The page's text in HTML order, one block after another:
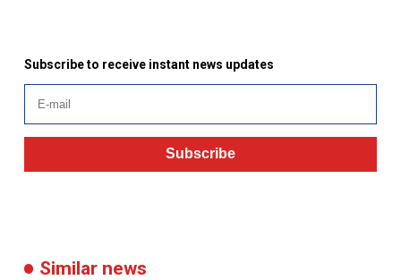
Subscribe to receive instant news updates
Subscribe
Similar news